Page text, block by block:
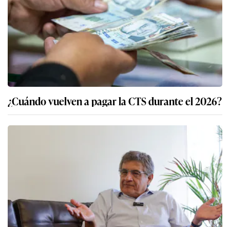
¿Cuándo vuelven a pagar la CTS durante el 2026?